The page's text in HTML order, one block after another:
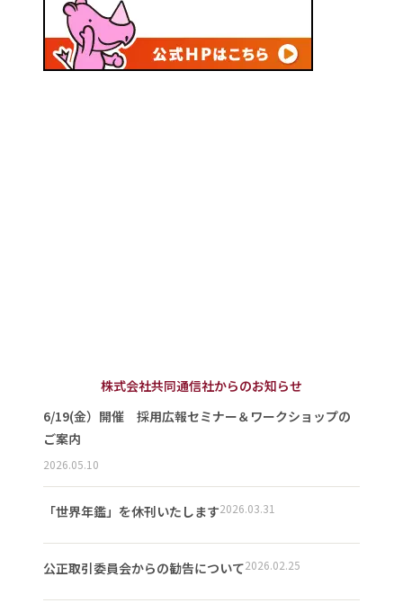
株式会社共同通信社からのお知らせ
6/19(金）開催 採用広報セミナー＆ワークショップの
ご案内
2026.05.10
「世界年鑑」を休刊いたします2026.03.31
公正取引委員会からの勧告について2026.02.25